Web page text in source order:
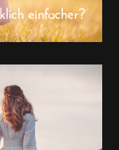
einfacher?